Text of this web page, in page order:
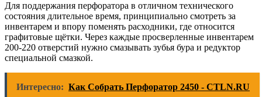
Для поддержания перфоратора в отличном технического
состояния длительное время, принципиально смотреть за
инвентарем и впору поменять расходники, где относится
графитовые щётки. Через каждые просверленные инвентарем
200-220 отверстий нужно смазывать зубья бура и редуктор
специальной смазкой.
Интересно: Как Собрать Перфоратор 2450 - CTLN.RU